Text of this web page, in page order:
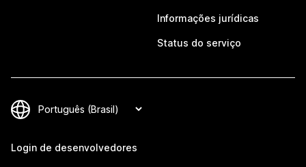
Informações jurídicas
Status do serviço
Login de desenvolvedores